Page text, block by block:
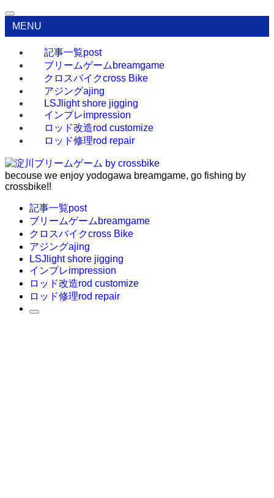
MENU
記事一覧post
ブリームゲーム breamgame
クロスバイクcross Bike
アジングajing
LSJ light shore jigging
インプレimpression
ロッド改造rod customize
ロッド修理rod repair
becouse we enjoy yodogawa breamgame, go fishing by
crossbike!!
記事一覧post
ブリームゲーム breamgame
クロスバイクcross Bike
アジングajing
LSJ light shore jigging
インプレimpression
ロッド改造rod customize
ロッド修理rod repair